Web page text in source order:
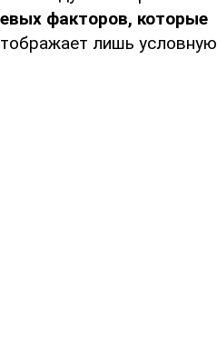
факторов, которые
лишь условную